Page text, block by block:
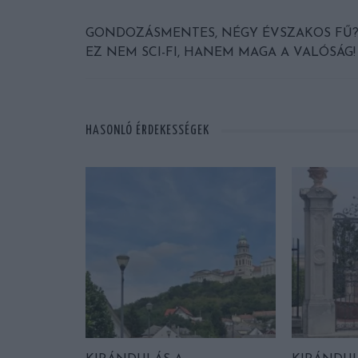
GONDOZÁSMENTES, NÉGY ÉVSZAKOS FŰ?
EZ NEM SCI-FI, HANEM MAGA A VALÓSÁG!
HASONLÓ ÉRDEKESSÉGEK